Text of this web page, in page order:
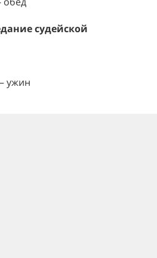
судейской
– ужин